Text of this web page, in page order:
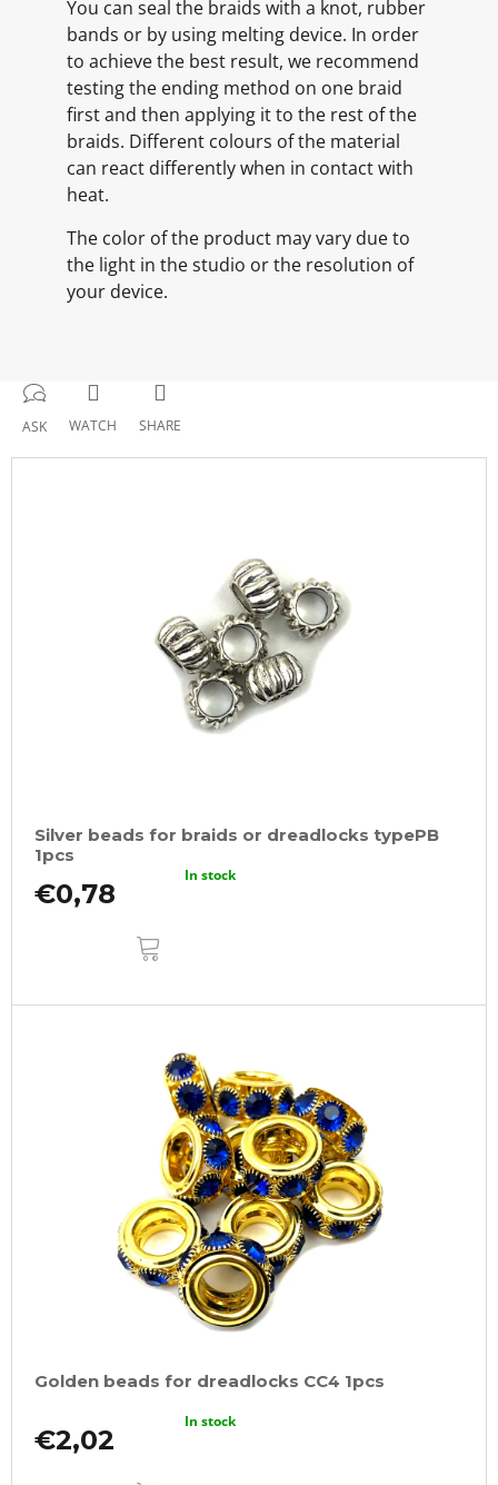
You can seal the braids with a knot, rubber
bands or by using melting device. In order
to achieve the best result, we recommend
testing the ending method on one braid
first and then applying it to the rest of the
braids. Different colours of the material
can react differently when in contact with
heat.
The color of the product may vary due to
the light in the studio or the resolution of
your device.
ASK WATCH SHARE
Silver beads for braids or dreadlocks typePB
1pcs
€0,78
In stock
Golden beads for dreadlocks CC4 1pcs
€2,02
In stock